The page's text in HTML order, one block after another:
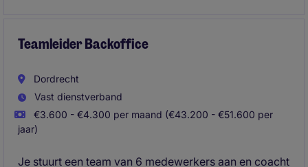
door te groeien vanuit customer service? Dan
Teamleider Backoffice
Dordrecht
Vast dienstverband
€3.600 - €4.300 per maand (€43.200 - €51.600 per
jaar)
Je stuurt een team van 6 medewerkers aan en coacht